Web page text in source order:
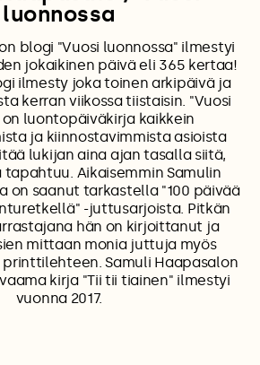
luonnossa
blogi "Vuosi luonnossa" ilmestyi
jokaikinen päivä eli 365 kertaa!
ilmesty joka toinen arkipäivä ja
kerran viikossa tiistaisin. "Vuosi
on luontopäiväkirja kaikkein
ja kiinnostavimmista asioista
lukijan aina ajan tasalla siitä,
tapahtuu. Aikaisemmin Samulin
on saanut tarkastella "100 päivää
-juttusarjoista. Pitkän
hän on kirjoittanut ja
mittaan monia juttuja myös
printtilehteen. Samuli Haapasalon
kirja "Tii tii tiainen" ilmestyi
vuonna 2017.